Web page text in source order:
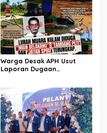
Maut antara Bus ALS dan
Tangki BBM Tewaskan 19
Orang
Warga Desak APH Usut
Laporan Dugaan